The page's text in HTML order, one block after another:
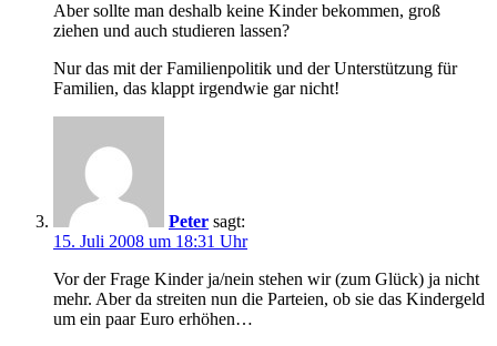
Aber sollte man deshalb keine Kinder bekommen, groß
ziehen und auch studieren lassen?
Nur das mit der Familienpolitik und der Unterstützung für
Familien, das klappt irgendwie gar nicht!
Peter sagt:
15. Juli 2008 um 18:31 Uhr
Vor der Frage Kinder ja/nein stehen wir (zum Glück) ja nicht
mehr. Aber da streiten nun die Parteien, ob sie das Kindergeld
um ein paar Euro erhöhen…